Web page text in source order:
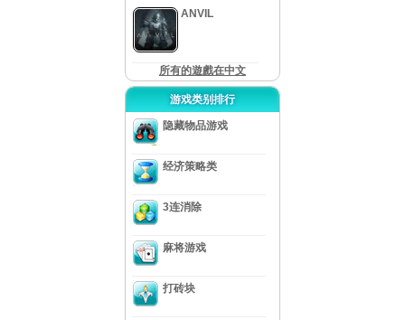
ANVIL
所有的遊戲在中文
游戏类别排行
隐藏物品游戏
经济策略类
3连消除
麻将游戏
打砖块